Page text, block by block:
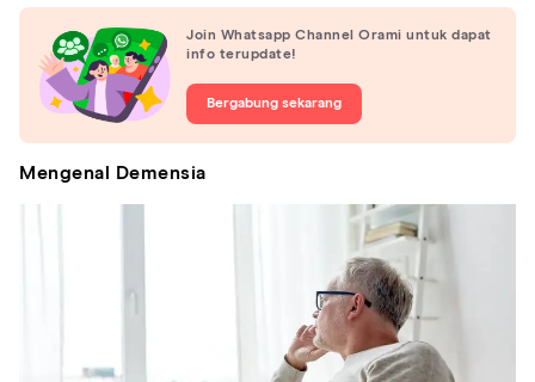
Join Whatsapp Channel Orami untuk dapat
info terupdate!
Bergabung sekarang
Mengenal Demensia